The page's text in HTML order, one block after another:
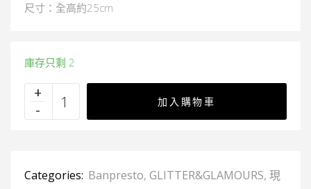
尺寸：全高約25cm
庫存只剩 2
加入購物車
Categories: Banpresto, GLITTER&GLAMOURS, 現